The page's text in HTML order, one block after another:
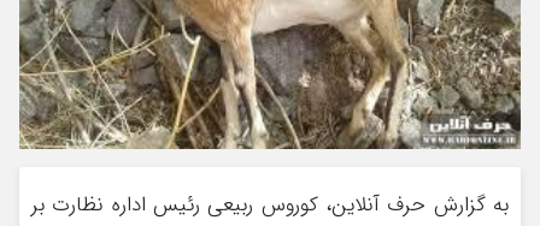
به گزارش حرف آنلاین، کوروس ربیعی رئیس اداره نظارت بر